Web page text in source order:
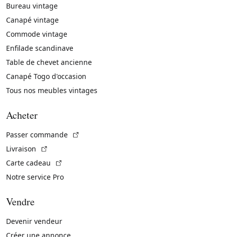
Bureau vintage
Canapé vintage
Commode vintage
Enfilade scandinave
Table de chevet ancienne
Canapé Togo d'occasion
Tous nos meubles vintages
Acheter
Passer commande
Livraison
Carte cadeau
Notre service Pro
Vendre
Devenir vendeur